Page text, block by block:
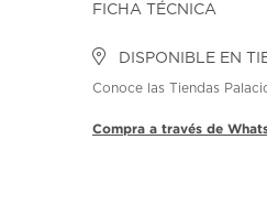
FICHA TÉCNICA
DISPONIBLE EN
Conoce las Tiendas
Compra a través de